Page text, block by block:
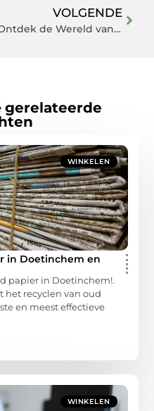
VOLGENDE
Ontdek de Wereld van Hovenier in Spijkenisse
gerelateerde
WINKELEN
in Doetinchem en
papier in Doetinchem!.
het recyclen van oud
en meest effectieve
WINKELEN